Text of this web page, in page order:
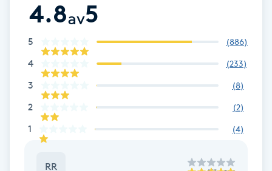
Bottenfärg
Brynformning
Brynfärgning
Brynplockning
4.8av5
5 (886)
4 (233)
3 (8)
2 (2)
1 (4)
RR